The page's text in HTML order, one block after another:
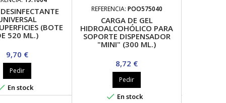
(BOTE
520 ML.)
Precio
9,70 €
Pedir
En stock
REFERENCIA: POO575040
CARGA DE GEL
HIDROALCOHÓLICO PARA
SOPORTE DISPENSADOR
"MINI" (300 ML.)
Precio
8,72 €
Pedir
 En stock